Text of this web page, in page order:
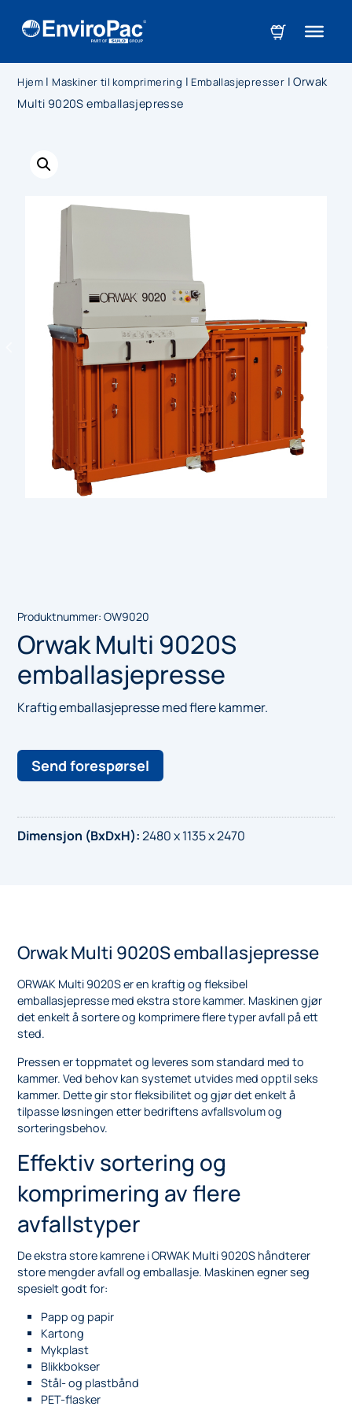
Hjem | Maskiner til komprimering | Emballasjepresser |Orwak
Multi 9020S emballasjepresse
Produktnummer:OW9020
Orwak Multi 9020S
emballasjepresse
Kraftig emballasjepresse med flere kammer.
Send forespørsel
Dimensjon (BxDxH):2480 x 1135 x 2470
Orwak Multi 9020S emballasjepresse
ORWAK Multi 9020S er en kraftig og fleksibel
emballasjepresse med ekstra store kammer. Maskinen gjør
det enkelt å sortere og komprimere flere typer avfall på ett
sted.
Pressen er toppmatet og leveres som standard med to
kammer. Ved behov kan systemet utvides med opptil seks
kammer. Dette gir stor fleksibilitet og gjør det enkelt å
tilpasse løsningen etter bedriftens avfallsvolum og
sorteringsbehov.
Effektiv sortering og
komprimering av flere
avfallstyper
De ekstra store kamrene i ORWAK Multi 9020S håndterer
store mengder avfall og emballasje. Maskinen egner seg
spesielt godt for:
Papp og papir
Kartong
Mykplast
Blikkbokser
Stål- og plastbånd
PET-flasker